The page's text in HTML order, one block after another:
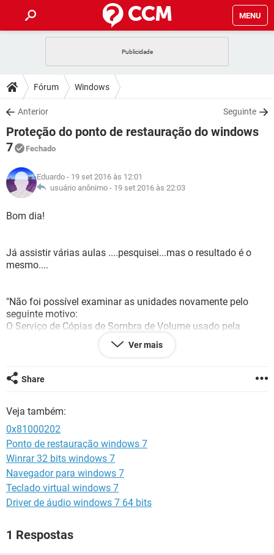
MENU
CELULAR
OUTLOOK
INSTAGRAM GMAIL
GUIA DE COMPRAS
DICAS
JOGOS
OUTLOOK
GUIA DE COMPRAS
DOWNLOADS
JOGOS WHATSAPP
CELULAR
OUTLOOK
INSTAGRAM
GUIA DE COMPRAS
FÓRUM
CELULAR FACEBOOK
GUIA DE COMPRAS
GLOSSÁRIO
JOGOS
CELULAR
INSTAGRAM GMAIL
Fórum Windows
Anterior Seguinte
Proteção do ponto de restauração do windows
7
Fechado
Eduardo - 19 set 2016 às 12:01
usuário anônimo - 19 set 2016 às 22:03
Bom dia!
Já assistir várias aulas ....pesquisei...mas o resultado é o
mesmo....
"Não foi possível examinar as unidades novamente pelo
seguinte motivo:
O Serviço de Cópias de Sombra de Volume usado pela
Restauração do Sistema não está funcionando. Para obter
mais informações consulte o log de eventos. (0x81000202)".
Como posso resolver esse problema!??????
Preciso muito ativá-lo....!!!!!
Muito obrigado,Eduardo!
Ver mais
Share
Veja também:
0x81000202
Ponto de restauração windows 7
Winrar 32 bits windows 7
Navegador para windows 7
Teclado virtual windows 7
Driver de áudio windows 7 64 bits
1 Respostas